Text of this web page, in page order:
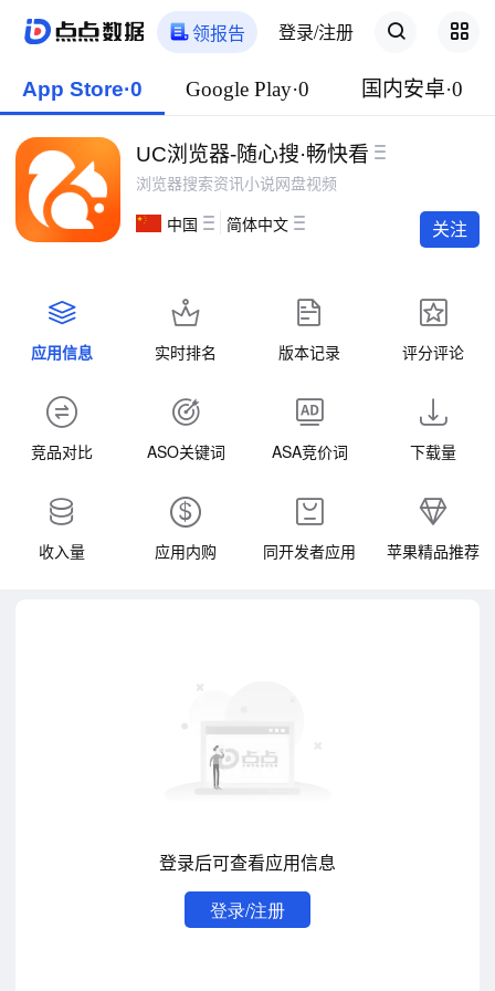
领报告 登录/注册
App Store·0 Google Play·0 国内安卓·0
UC浏览器-随心搜·畅快看
浏览器搜索资讯小说网盘视频
中国 简体中文 关注
应用信息 实时排名 版本记录 评分评论
竞品对比 ASO关键词 ASA竞价词 下载量
收入量 应用内购 同开发者应用 苹果精品推荐
登录后可查看应用信息
登录/注册